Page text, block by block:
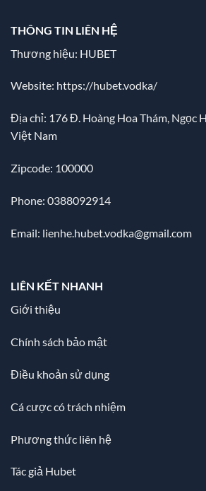
THÔNG TIN LIÊN HỆ
Thương hiệu: HUBET
Website: https://hubet.vodka/
Địa chỉ: 176 Đ. Hoàng Hoa Thám, Ngọc
Việt Nam
Zipcode: 100000
Phone: 0388092914
Email: lienhe.hubet.vodka@gmail.com
LIÊN KẾT NHANH
Giới thiệu
Chính sách bảo mật
Điều khoản sử dụng
Cá cược có trách nhiệm
Phương thức liên hệ
Tác giả Hubet